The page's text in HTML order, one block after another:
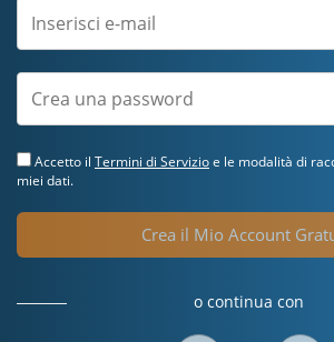
Accetto il Termini di Servizioe le modalità di
miei dati.
Crea il Mio Account
o continua con